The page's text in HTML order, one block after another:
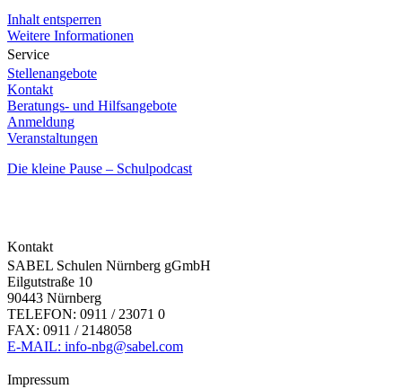
Inhalt entsperren
Weitere Informationen
Service
Stellenangebote
Kontakt
Beratungs- und Hilfsangebote
Anmeldung
Veranstaltungen
Die kleine Pause – Schulpodcast
Kontakt
SABEL Schulen Nürnberg gGmbH
Eilgutstraße 10
90443 Nürnberg
TELEFON: 0911 / 23071 0
FAX: 0911 / 2148058
E-MAIL: info-nbg@sabel.com
Impressum